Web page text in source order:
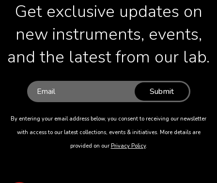
Get exclusive updates on
new instruments, events,
and the latest from our lab.
Submit
By entering your email address below, you consent to receiving our newsletter
with access to our latest collections, events & initiatives. More details are
provided on our Privacy Policy.